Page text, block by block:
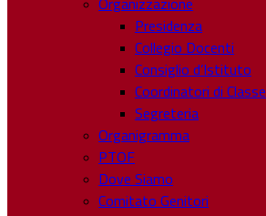
Presidenza
Collegio Docenti
Consiglio d’Istituto
Coordinatori di Classe
Segreteria
Organigramma
PTOF
Dove Siamo
Comitato Genitori